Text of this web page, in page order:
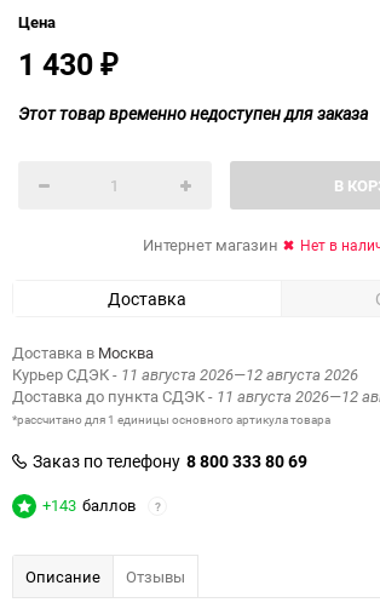
Цена
1 430 ₽
Этот товар временно недоступен для заказа
В
Интернет магазин Нет в
Доставка
Доставка в Москва
Курьер СДЭК- 11 августа 2026—12 августа 2026
Доставка до пункта СДЭК- 11 августа 2026—12
*рассчитано для 1 единицы основного артикула товара
Заказ по телефону 8 800 333 80 69
+143 баллов ?
Описание Отзывы